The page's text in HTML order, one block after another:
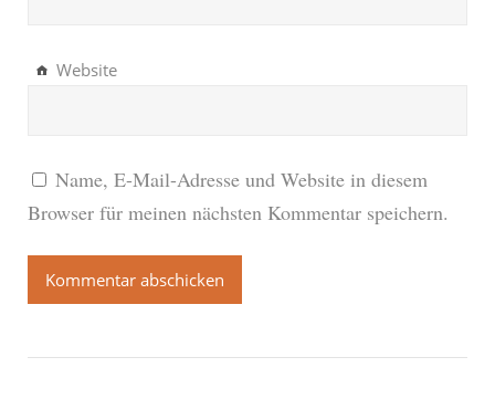
Website
Name, E-Mail-Adresse und Website in diesem
Browser für meinen nächsten Kommentar speichern.